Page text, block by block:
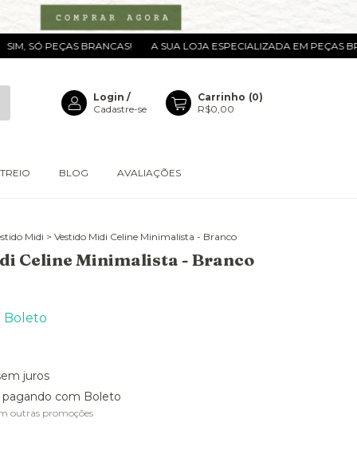
BRANCAS! A SUA LOJA ESPECIALIZADA EM PEÇAS
Login /
Cadastre-se
Carrinho (0)
R$0,00
BLOG AVALIAÇÕES
Midi > Vestido Midi Celine Minimalista - Branco
Celine Minimalista - Branco
Boleto
juros
pagando com Boleto
outras promoções